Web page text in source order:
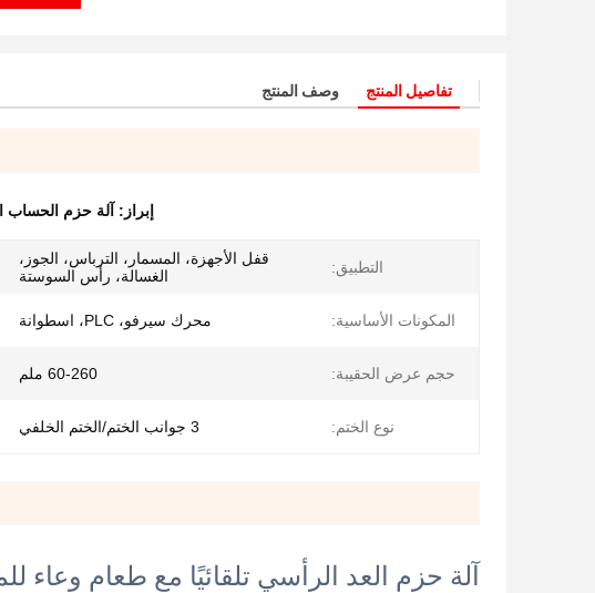
تفاصيل المنتج وصف المنتج
إبراز: آلة حزم الحساب
التطبيق:
قفل الأجهزة، المسمار، الترباس، الجوز،
الغسالة، رأس السوستة
المكونات الأساسية: محرك سيرفو، PLC، اسطوانة
حجم عرض الحقيبة: 60-260 ملم
نوع الختم: 3 جوانب الختم/الختم الخلفي
آلة حزم العد الرأسي تلقائيًا مع طعام وعاء